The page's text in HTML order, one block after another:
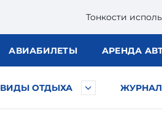
Тонкости
АВИАБИЛЕТЫ АРЕНДА
ВИДЫ ОТДЫХА ЖУРНАЛ